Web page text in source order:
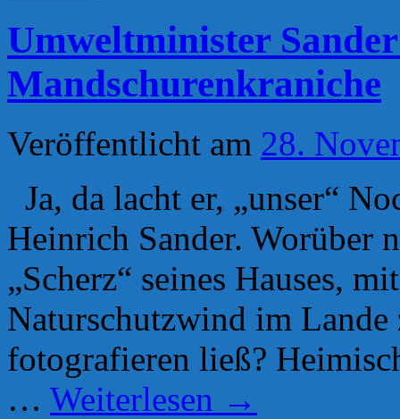
Umweltminister
Mandschurenkraniche
Veröffentlicht am 28.
Ja, da lacht er, „unser“
Heinrich Sander. Worüber
„Scherz“ seines Hauses,
Naturschutzwind im Lande
fotografieren ließ?
… Weiterlesen →